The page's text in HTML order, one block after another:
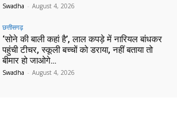
Swadha - August 4, 2026
छत्तीसगढ़
‘सोने की बाली कहां है’, लाल कपड़े में नारियल बांधकर
पहुंची टीचर, स्कूली बच्चों को डराया, नहीं बताया तो
बीमार हो जाओगे…
Swadha - August 4, 2026